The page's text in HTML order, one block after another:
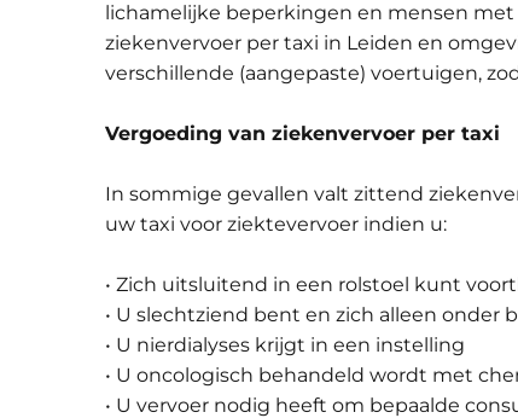
lichamelijke beperkingen en mensen
ziekenvervoer per taxi in Leiden en
verschillende (aangepaste) voertuigen,
Vergoeding van ziekenvervoer per taxi
In sommige gevallen valt zittend
uw taxi voor ziektevervoer indien u:
• Zich uitsluitend in een rolstoel kunt
• U slechtziend bent en zich alleen onder
• U nierdialyses krijgt in een instelling
• U oncologisch behandeld wordt met
• U vervoer nodig heeft om bepaalde